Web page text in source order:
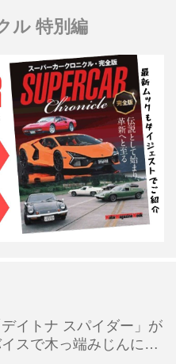
ル 特別編
イトナ スパイダー」が
スで木っ端みじんにな